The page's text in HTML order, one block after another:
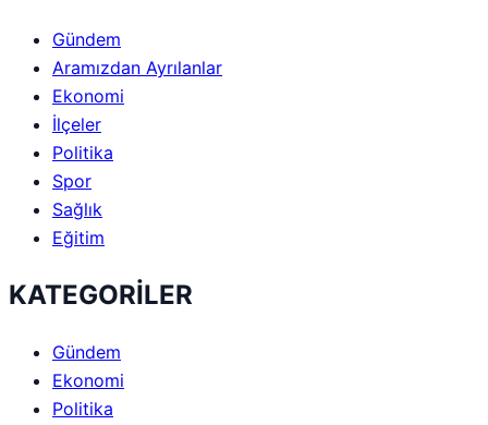
Gündem
Aramızdan Ayrılanlar
Ekonomi
İlçeler
Politika
Spor
Sağlık
Eğitim
KATEGORİLER
Gündem
Ekonomi
Politika